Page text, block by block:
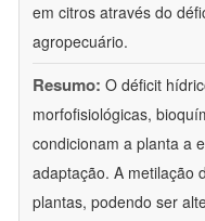
em citros através do
agropecuário.
Resumo: O déficit
morfofisiológicas,
condicionam a planta a
adaptação. A metilação
plantas, podendo ser